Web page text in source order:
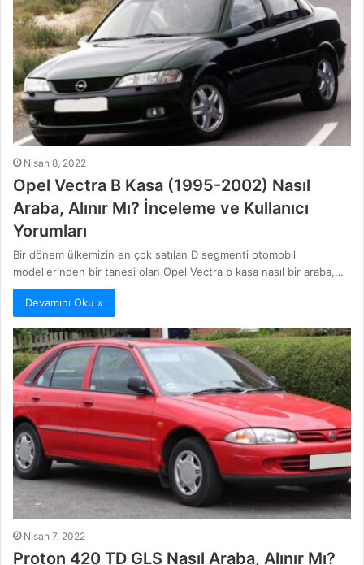
Nisan 8, 2022
Opel Vectra B Kasa (1995-2002) Nasıl
Araba, Alınır Mı? İnceleme ve Kullanıcı
Yorumları
Bir dönem ülkemizin en çok satılan D segmenti otomobil
modellerinden bir tanesi olan Opel Vectra b kasa nasıl bir araba,…
Devamını Oku »
Nisan 7, 2022
Proton 420 TD GLS Nasıl Araba, Alınır Mı?